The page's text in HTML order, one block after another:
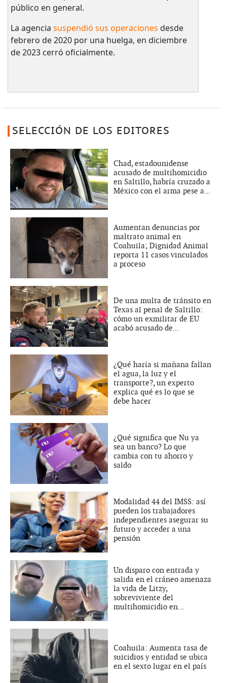
público en general.
La agencia suspendió sus operaciones desde
febrero de 2020 por una huelga, en diciembre
de 2023 cerró oficialmente.
SELECCIÓN DE LOS EDITORES
Chad, estadounidense
acusado de multihomicidio
en Saltillo, habría cruzado a
México con el arma pese a...
Aumentan denuncias por
maltrato animal en
Coahuila; Dignidad Animal
reporta 11 casos vinculados
a proceso
De una multa de tránsito en
Texas al penal de Saltillo:
cómo un exmilitar de EU
acabó acusado de...
¿Qué haría si mañana fallan
el agua, la luz y el
transporte?, un experto
explica qué es lo que se
debe hacer
¿Qué significa que Nu ya
sea un banco? Lo que
cambia con tu ahorro y
saldo
Modalidad 44 del IMSS: así
pueden los trabajadores
independientes asegurar su
futuro y acceder a una
pensión
Un disparo con entrada y
salida en el cráneo amenaza
la vida de Litzy,
sobreviviente del
multihomicidio en...
Coahuila: Aumenta tasa de
suicidios y entidad se ubica
en el sexto lugar en el país